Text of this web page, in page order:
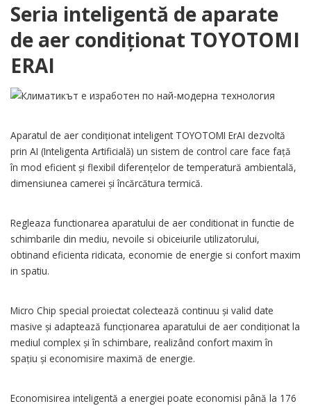
Seria inteligentă de aparate
de aer condiționat TOYOTOMI
ERAI
Aparatul de aer condiționat inteligent TOYOTOMI ErAI dezvoltă
prin AI (Inteligenta Artificială) un sistem de control care face față
în mod eficient și flexibil diferențelor de temperatură ambientală,
dimensiunea camerei și încărcătura termică.
Regleaza functionarea aparatului de aer conditionat in functie de
schimbarile din mediu, nevoile si obiceiurile utilizatorului,
obtinand eficienta ridicata, economie de energie si confort maxim
in spatiu.
Micro Chip special proiectat colectează continuu și valid date
masive și adaptează funcționarea aparatului de aer condiționat la
mediul complex și în schimbare, realizând confort maxim în
spațiu și economisire maximă de energie.
Economisirea inteligentă a energiei poate economisi până la 176